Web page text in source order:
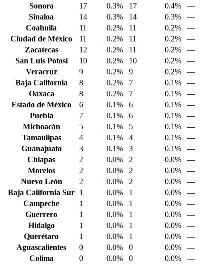
Sonora
17 0.3% 17 0.4%
—
Sinaloa
14 0.3% 14 0.3%
—
Coahuila
11 0.2% 11 0.2%
—
Ciudad de México
11 0.2% 11 0.2%
—
Zacatecas
12 0.2% 11 0.2%
—
San Luis Potosí
10 0.2% 10 0.2%
—
Veracruz
9 0.2% 9 0.2%
—
Baja California
8 0.2% 7 0.1%
—
Oaxaca
8 0.2% 7 0.1%
—
Estado de México
6 0.1% 6 0.1%
—
Puebla
7 0.1% 6 0.1%
—
Michoacán
5 0.1% 5 0.1%
—
Tamaulipas
4 0.1% 4 0.1%
—
Guanajuato
3 0.1% 3 0.1%
—
Chiapas
2 0.0% 2 0.0%
—
Morelos
2 0.0% 2 0.0%
—
Nuevo León
2 0.0% 2 0.0%
—
Baja California Sur 1 0.0% 1 0.0%
—
Campeche
1 0.0% 1 0.0%
—
Guerrero
1 0.0% 1 0.0%
—
Hidalgo
1 0.0% 1 0.0%
—
Querétaro
1 0.0% 1 0.0%
—
Aguascalientes
0 0.0% 0 0.0%
—
Colima
0 0.0% 0 0.0% —